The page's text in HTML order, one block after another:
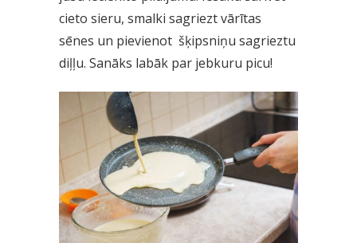
cieto sieru, smalki sagriezt vārītas
sēnes un pievienot šķipsniņu sagrieztu
diļļu. Sanāks labāk par jebkuru picu!